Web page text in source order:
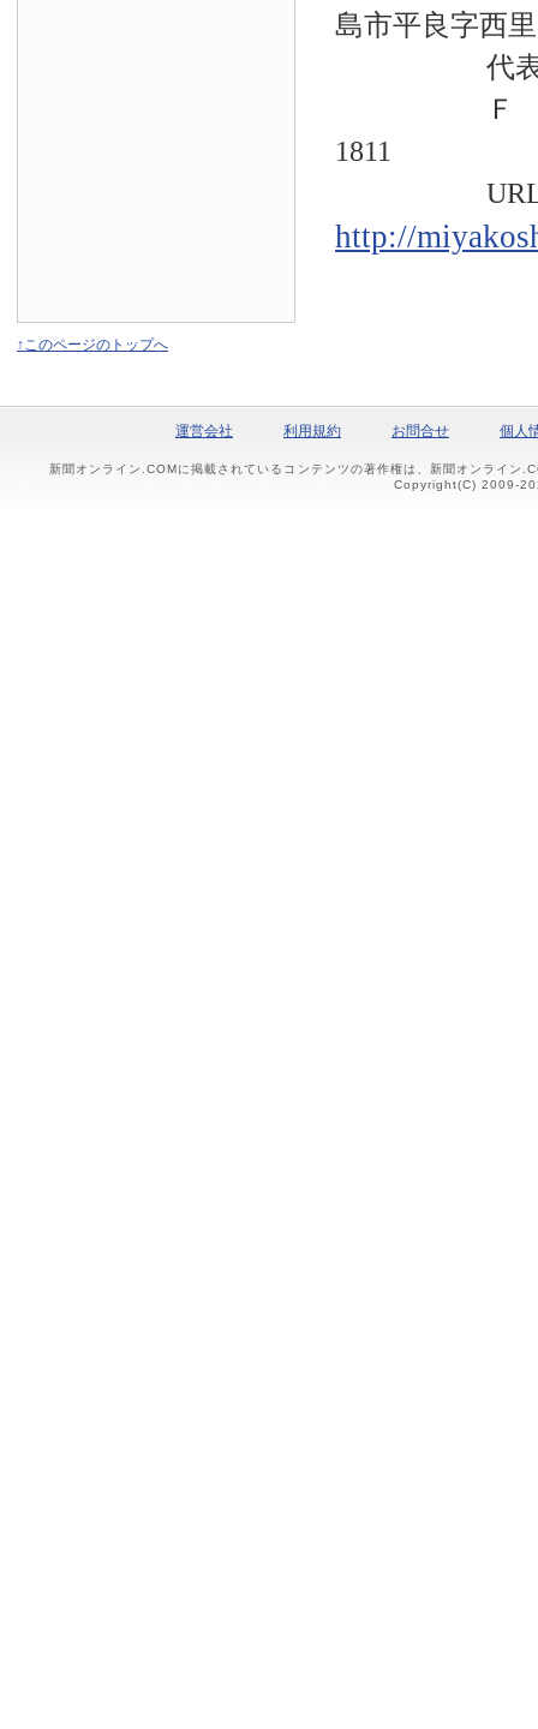
島市平良字西
代表電話
Ｆ Ａ
1811
URL
http://
↑このページのトップへ
運営会社 利用規約 お問合せ 個人
新聞オンライン.COMに掲載されているコンテンツの著作権は、新聞オンライン
Copyright(C) 2009-